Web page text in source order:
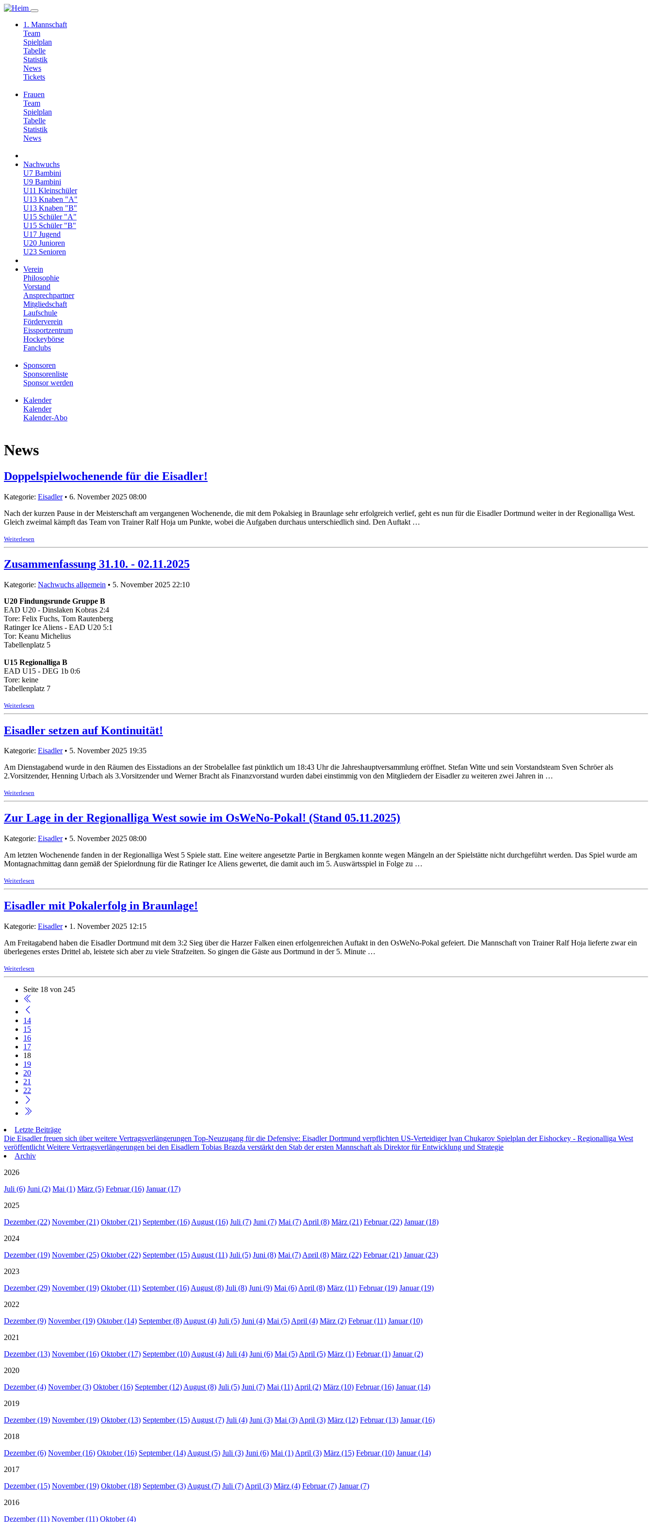
1. Mannschaft
Team
Spielplan
Tabelle
Statistik
News
Tickets
Frauen
Team
Spielplan
Tabelle
Statistik
News
Nachwuchs
U7 Bambini
U9 Bambini
U11 Kleinschüler
U13 Knaben "A"
U13 Knaben "B"
U15 Schüler "A"
U15 Schüler "B"
U17 Jugend
U20 Junioren
U23 Senioren
Verein
Philosophie
Vorstand
Ansprechpartner
Mitgliedschaft
Laufschule
Förderverein
Eissportzentrum
Hockeybörse
Fanclubs
Sponsoren
Sponsorenliste
Sponsor werden
Kalender
Kalender
Kalender-Abo
News
Doppelspielwochenende für die Eisadler!
Kategorie: Eisadler• 6. November 2025 08:00
Nach der kurzen Pause in der Meisterschaft am vergangenen Wochenende, die mit dem Pokalsieg in Braunlage sehr erfolgreich verlief, geht es nun für die Eisadler Dortmund weiter in der Regionalliga West.
Gleich zweimal kämpft das Team von Trainer Ralf Hoja um Punkte, wobei die Aufgaben durchaus unterschiedlich sind. Den Auftakt …
Weiterlesen
Zusammenfassung 31.10. - 02.11.2025
Kategorie: Nachwuchs allgemein • 5. November 2025 22:10
U20 Findungsrunde Gruppe B
EAD U20 - Dinslaken Kobras 2:4
Tore: Felix Fuchs, Tom Rautenberg
Ratinger Ice Aliens - EAD U20 5:1
Tor: Keanu Michelius
Tabellenplatz 5
U15 Regionalliga B
EAD U15 - DEG 1b 0:6
Tore: keine
Tabellenplatz 7
Weiterlesen
Eisadler setzen auf Kontinuität!
Kategorie: Eisadler• 5. November 2025 19:35
Am Dienstagabend wurde in den Räumen des Eisstadions an der Strobelallee fast pünktlich um 18:43 Uhr die Jahreshauptversammlung eröffnet. Stefan Witte und sein Vorstandsteam Sven Schröer als
2.Vorsitzender, Henning Urbach als 3.Vorsitzender und Werner Bracht als Finanzvorstand wurden dabei einstimmig von den Mitgliedern der Eisadler zu weiteren zwei Jahren in …
Weiterlesen
Zur Lage in der Regionalliga West sowie im OsWeNo-Pokal! (Stand 05.11.2025)
Kategorie: Eisadler• 5. November 2025 08:00
Am letzten Wochenende fanden in der Regionalliga West 5 Spiele statt. Eine weitere angesetzte Partie in Bergkamen konnte wegen Mängeln an der Spielstätte nicht durchgeführt werden. Das Spiel wurde am
Montagnachmittag dann gemäß der Spielordnung für die Ratinger Ice Aliens gewertet, die damit auch im 5. Auswärtsspiel in Folge zu …
Weiterlesen
Eisadler mit Pokalerfolg in Braunlage!
Kategorie: Eisadler• 1. November 2025 12:15
Am Freitagabend haben die Eisadler Dortmund mit dem 3:2 Sieg über die Harzer Falken einen erfolgenreichen Auftakt in den OsWeNo-Pokal gefeiert. Die Mannschaft von Trainer Ralf Hoja lieferte zwar ein
überlegenes erstes Drittel ab, leistete sich aber zu viele Strafzeiten. So gingen die Gäste aus Dortmund in der 5. Minute …
Weiterlesen
Seite 18 von 245
14
15
16
17
18
19
20
21
22
Letzte Beiträge
Die Eisadler freuen sich über weitere Vertragsverlängerungen Top-Neuzugang für die Defensive: Eisadler Dortmund verpflichten US-Verteidiger Ivan Chukarov Spielplan der Eishockey - Regionalliga West
veröffentlicht Weitere Vertragsverlängerungen bei den Eisadlern Tobias Brazda verstärkt den Stab der ersten Mannschaft als Direktor für Entwicklung und Strategie
Archiv
2026
Juli (6) Juni (2) Mai (1) März (5) Februar (16) Januar (17)
2025
Dezember (22) November (21) Oktober (21) September (16) August (16) Juli (7) Juni (7) Mai (7) April (8) März (21) Februar (22) Januar (18)
2024
Dezember (19) November (25) Oktober (22) September (15) August (11) Juli (5) Juni (8) Mai (7) April (8) März (22) Februar (21) Januar (23)
2023
Dezember (29) November (19) Oktober (11) September (16) August (8) Juli (8) Juni (9) Mai (6) April (8) März (11) Februar (19) Januar (19)
2022
Dezember (9) November (19) Oktober (14) September (8) August (4) Juli (5) Juni (4) Mai (5) April (4) März (2) Februar (11) Januar (10)
2021
Dezember (13) November (16) Oktober (17) September (10) August (4) Juli (4) Juni (6) Mai (5) April (5) März (1) Februar (1) Januar (2)
2020
Dezember (4) November (3) Oktober (16) September (12) August (8) Juli (5) Juni (7) Mai (11) April (2) März (10) Februar (16) Januar (14)
2019
Dezember (19) November (19) Oktober (13) September (15) August (7) Juli (4) Juni (3) Mai (3) April (3) März (12) Februar (13) Januar (16)
2018
Dezember (6) November (16) Oktober (16) September (14) August (5) Juli (3) Juni (6) Mai (1) April (3) März (15) Februar (10) Januar (14)
2017
Dezember (15) November (19) Oktober (18) September (3) August (7) Juli (7) April (3) März (4) Februar (7) Januar (7)
2016
Dezember (11) November (11) Oktober (4)